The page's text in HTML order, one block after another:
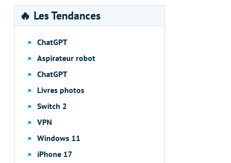
🔥 Les Tendances
ChatGPT
Aspirateur robot
ChatGPT
Livres photos
Switch 2
VPN
Windows 11
iPhone 17